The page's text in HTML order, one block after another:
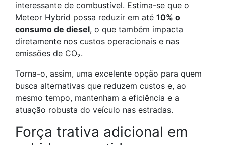
interessante de combustível. Estima-se que o
Meteor Hybrid possa reduzir em até 10% o
consumo de diesel, o que também impacta
diretamente nos custos operacionais e nas
emissões de CO₂.
Torna-o, assim, uma excelente opção para quem
busca alternativas que reduzem custos e, ao
mesmo tempo, mantenham a eficiência e a
atuação robusta do veículo nas estradas.
Força trativa adicional em